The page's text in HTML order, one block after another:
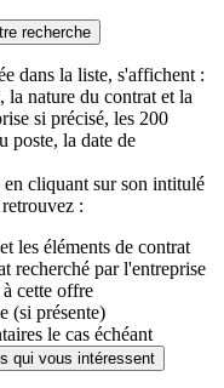
recherche
dans la liste, s'affichent :
nature du contrat et la
si précisé, les 200
poste, la date de
cliquant sur son intitulé
:
les éléments de contrat
recherché par l'entreprise
cette offre
(si présente)
le cas échéant
qui vous intéressent